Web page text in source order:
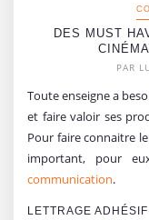
DES MUST
PAR
Toute enseigne a
et faire valoir ses
Pour faire connaitre
important, pour
communication.
LETTRAGE